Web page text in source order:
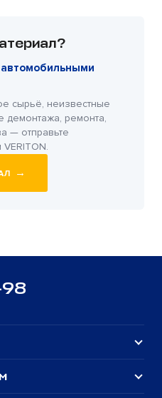
автомобильными
сырьё, неизвестные
демонтажа, ремонта,
— отправьте
→